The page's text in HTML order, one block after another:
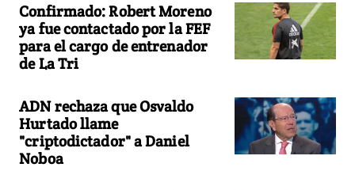
Confirmado: Robert Moreno
ya fue contactado por la FEF
para el cargo de entrenador
de La Tri
ADN rechaza que Osvaldo
Hurtado llame
"criptodictador" a Daniel
Noboa